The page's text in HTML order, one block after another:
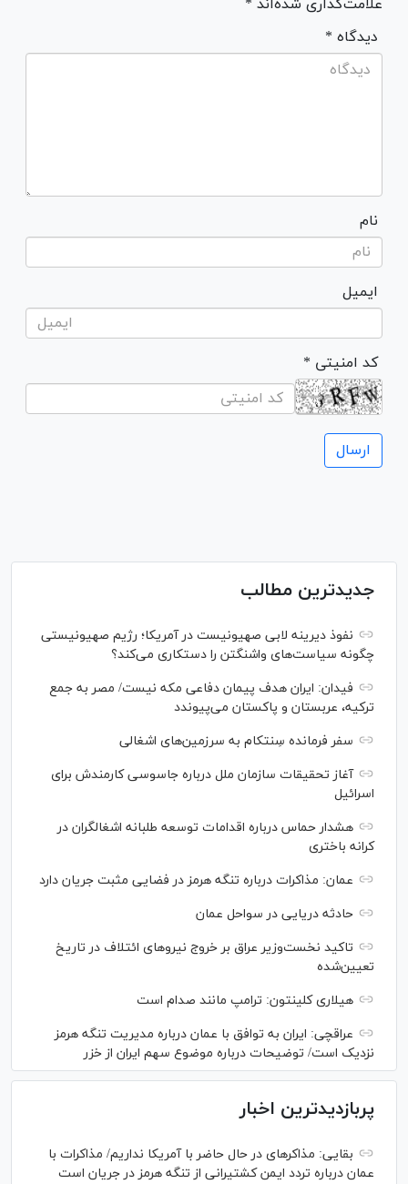
علامت‌گذاری شده‌اند *
* دیدگاه
نام
ایمیل
* کد امنیتی
جدیدترین مطالب
نفوذ دیرینه لابی صهیونیست در آمریکا؛ رژیم صهیونیستی
چگونه سیاست‌های واشنگتن را دستکاری می‌کند؟
فیدان: ایران هدف پیمان دفاعی مکه نیست/ مصر به جمع
ترکیه، عربستان و پاکستان می‌پیوندد
سفر فرمانده سِنتکام به سرزمین‌های اشغالی
آغاز تحقیقات سازمان ملل درباره جاسوسی کارمندش برای
اسرائیل
هشدار حماس درباره اقدامات توسعه طلبانه اشغالگران در
کرانه باختری
عمان: مذاکرات درباره تنگه هرمز در فضایی مثبت جریان دارد
حادثه دریایی در سواحل عمان
تاکید نخست‌وزیر عراق بر خروج نیروهای ائتلاف در تاریخ
تعیین‌شده
هیلاری کلینتون: ترامپ مانند صدام است
عراقچی: ایران به توافق با عمان درباره مدیریت تنگه هرمز
نزدیک است/ توضیحات درباره موضوع سهم ایران از خزر
پربازدیدترین اخبار
بقایی: مذاکره‎ای در حال حاضر با آمریکا نداریم/ مذاکرات با
عمان درباره تردد ایمن کشتیرانی از تنگه هرمز در جریان است